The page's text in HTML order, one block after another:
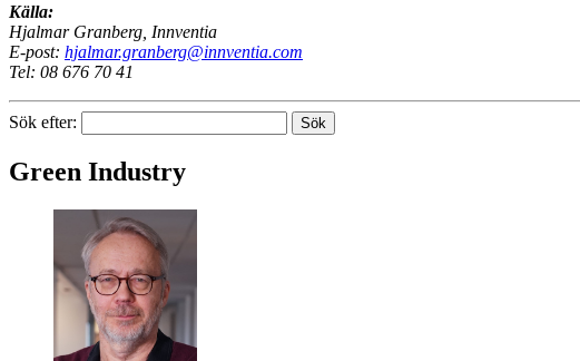
Källa:
Hjalmar Granberg, Innventia
E-post: hjalmar.granberg@innventia.com
Tel: 08 676 70 41
Sök efter:
Green Industry